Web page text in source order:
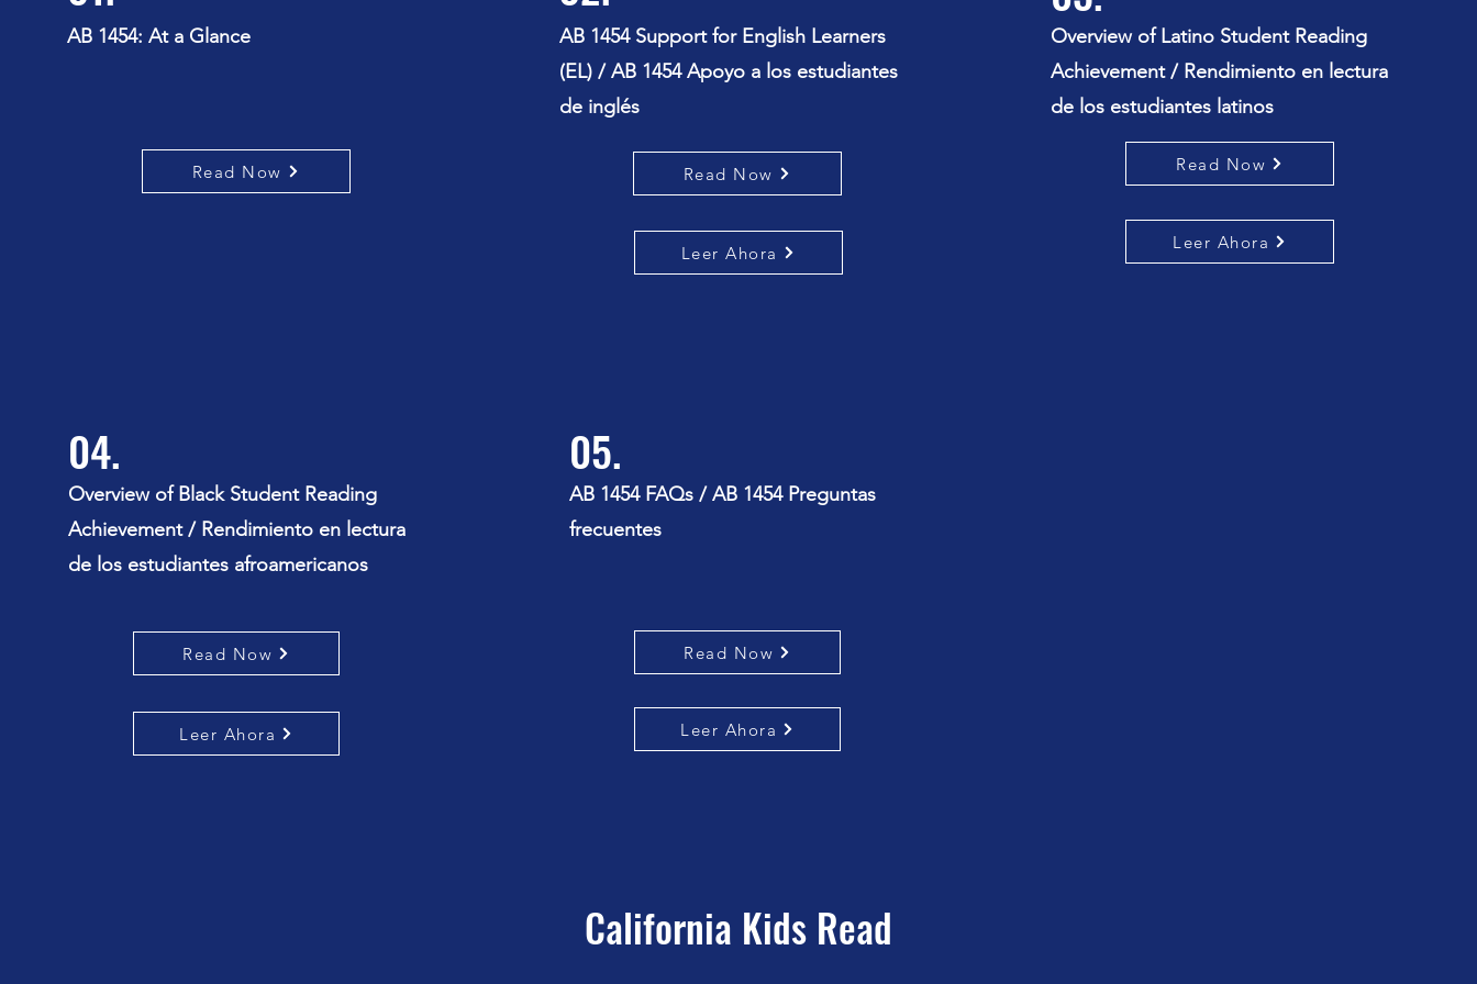
AB 1454: At a Glance
Read Now
AB 1454 Support for English Learners
(EL) / AB 1454 Apoyo a los estudiantes
de inglés
Read Now
Leer Ahora
Overview of Latino Student Reading
Achievement / Rendimiento en lectura
de los estudiantes latinos
Read Now
Leer Ahora
04.
Overview of Black Student Reading
Achievement / Rendimiento en lectura
de los estudiantes afroamericanos
Read Now
Leer Ahora
05.
AB 1454 FAQs / AB 1454 Preguntas
frecuentes
Read Now
Leer Ahora
California Kids Read